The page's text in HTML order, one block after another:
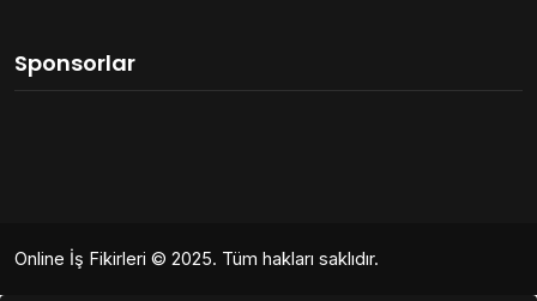
Sponsorlar
Online İş Fikirleri © 2025. Tüm hakları saklıdır.